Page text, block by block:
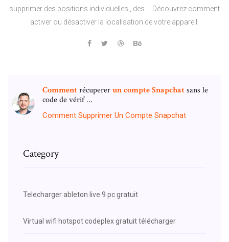
supprimer des positions individuelles , des ... Découvrez comment
activer ou désactiver la localisation de votre appareil.
CommentrécupereruncompteSnapchatsans le
code de vérif ...
Comment Supprimer Un Compte Snapchat
Category
Telecharger ableton live 9 pc gratuit
Virtual wifi hotspot codeplex gratuit télécharger